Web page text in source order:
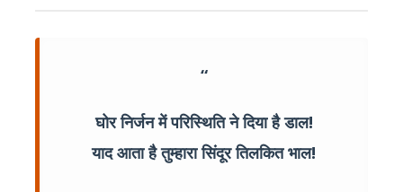
घोर निर्जन में परिस्थिति ने दिया है डाल!
याद आता है तुम्हारा सिंदूर तिलकित भाल!